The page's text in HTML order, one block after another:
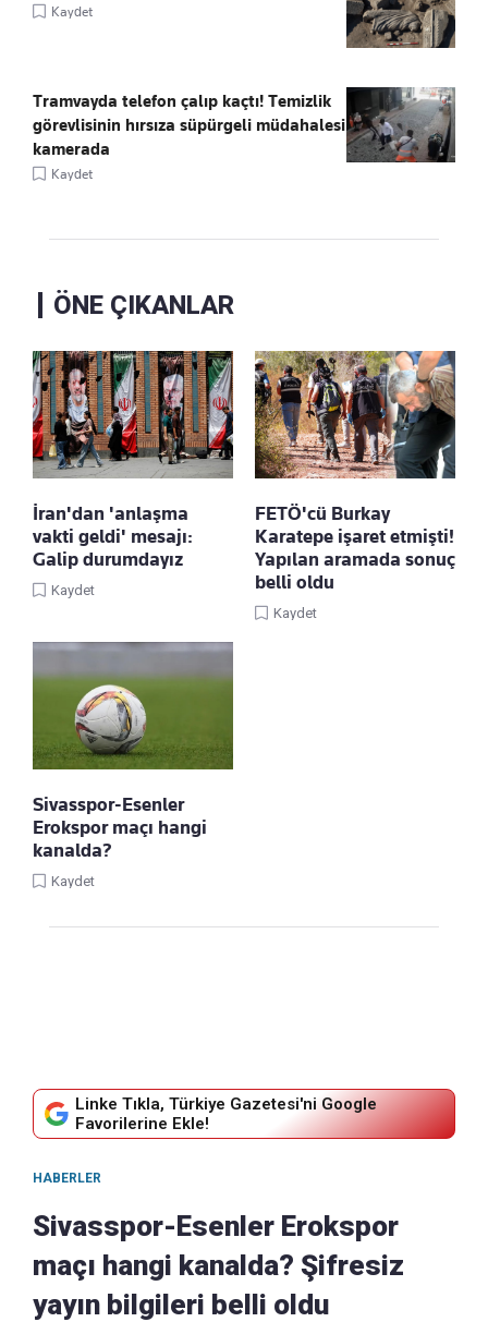
Kaydet
Tramvayda telefon çalıp kaçtı! Temizlik
görevlisinin hırsıza süpürgeli müdahalesi
kamerada
Kaydet
ÖNE ÇIKANLAR
İran'dan 'anlaşma
vakti geldi' mesajı:
Galip durumdayız
Kaydet
FETÖ'cü Burkay
Karatepe işaret etmişti!
Yapılan aramada sonuç
belli oldu
Kaydet
Sivasspor-Esenler
Erokspor maçı hangi
kanalda?
Kaydet
Linke Tıkla, Türkiye Gazetesi'ni Google
Favorilerine Ekle!
HABERLER
Sivasspor-Esenler Erokspor
maçı hangi kanalda? Şifresiz
yayın bilgileri belli oldu